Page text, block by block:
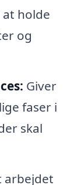
holde
og
Giver
faser i
skal
arbejdet